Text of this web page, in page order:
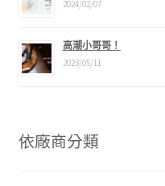
2024/02/07
高潮小哥哥！
2023/05/11
依廠商分類